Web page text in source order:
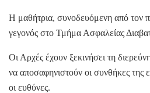
Η μαθήτρια, συνοδευόμενη από τον
γεγονός στο Τμήμα Ασφαλείας
Οι Αρχές έχουν ξεκινήσει τη
να αποσαφηνιστούν οι συνθήκες της
οι ευθύνες.